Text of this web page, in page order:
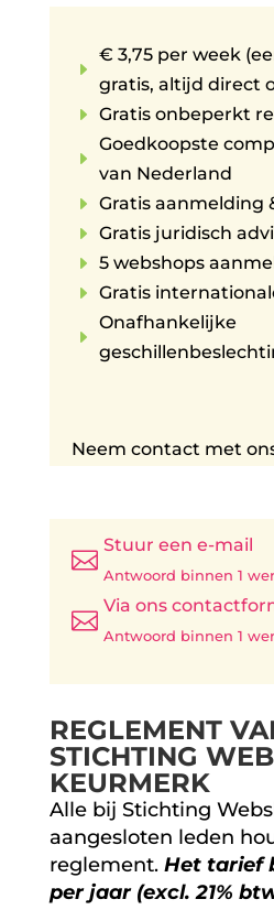
E
€ 3,75 per week
gratis, altijd direct
E Gratis onbeperkt
E
Goedkoopste
van Nederland
E Gratis aanmelding
E Gratis juridisch
E 5 webshops
E Gratis
E
Onafhankelijke
Neem contact met

Stuur een e-mail
Antwoord binnen 1

Via ons
Antwoord binnen 1
REGLEMENT
STICHTING
KEURMERK
Alle bij Stichting
aangesloten leden
reglement. Het tarief
per jaar (excl. 21%